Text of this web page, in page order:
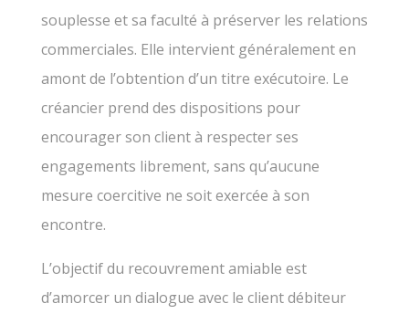
souplesse et sa faculté à préserver les relations
commerciales. Elle intervient généralement en
amont de l’obtention d’un titre exécutoire. Le
créancier prend des dispositions pour
encourager son client à respecter ses
engagements librement, sans qu’aucune
mesure coercitive ne soit exercée à son
encontre.
L’objectif du recouvrement amiable est
d’amorcer un dialogue avec le client débiteur